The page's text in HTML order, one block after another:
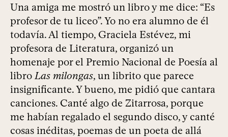
Una amiga me mostró un libro y me dice: “Es
profesor de tu liceo”. Yo no era alumno de él
todavía. Al tiempo, Graciela Estévez, mi
profesora de Literatura, organizó un
homenaje por el Premio Nacional de Poesía al
libro Las milongas, un librito que parece
insignificante. Y bueno, me pidió que cantara
canciones. Canté algo de Zitarrosa, porque
me habían regalado el segundo disco, y canté
cosas inéditas, poemas de un poeta de allá